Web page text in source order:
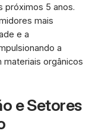
próximos 5 anos.
mais
e a
a
orgânicos
e Setores